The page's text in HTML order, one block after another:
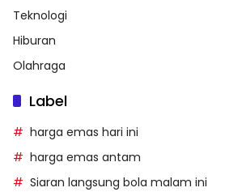
Teknologi
Hiburan
Olahraga
Label
harga emas hari ini
harga emas antam
Siaran langsung bola malam ini